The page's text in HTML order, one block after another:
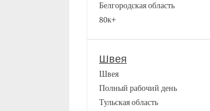
Белгородская область
80к+
Швея
Швея
Полный рабочий день
Тульская область